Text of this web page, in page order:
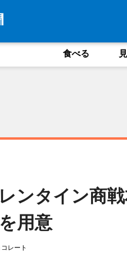
食べる
ンタイン商
用意
レート